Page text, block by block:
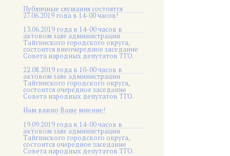
Публичные слушания состоятся
27.06.2019 года в 14-00 часов!
13.06.2019 года в 14-00 часов в
актовом зале администрации
Тайгинского городского округа,
состоится внеочередное заседание
Совета народных депутатов ТГО.
22.08.2019 года в 10-00 часов в
актовом зале администрации
Тайгинского городского округа,
состоится очередное заседание
Совета народных депутатов ТГО.
Нам важно Ваше мнение!
19.09.2019 года в 14-00 часов в
актовом зале администрации
Тайгинского городского округа,
состоится очередное заседание
Совета народных депутатов ТГО.